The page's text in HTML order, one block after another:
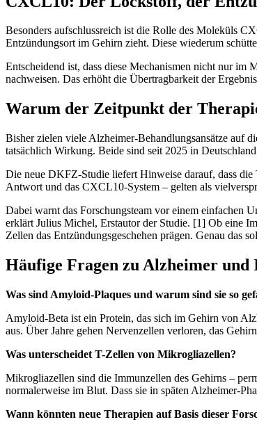
Besonders aufschlussreich ist die Rolle des Moleküls
Entzündungsort im Gehirn zieht. Diese wiederum
Entscheidend ist, dass diese Mechanismen nicht nur
nachweisen. Das erhöht die Übertragbarkeit der
Warum der Zeitpunkt der
Bisher zielen viele Alzheimer-Behandlungsansätze auf
tatsächlich Wirkung. Beide sind seit 2025 in
Die neue DKFZ-Studie liefert Hinweise darauf, dass
Antwort und das CXCL10-System – gelten als
Dabei warnt das Forschungsteam vor einem einfachen
erklärt Julius Michel, Erstautor der Studie. [1] Ob eine
Zellen das Entzündungsgeschehen prägen. Genau das
Häufige Fragen zu Alzheimer und
Was sind Amyloid-Plaques und warum sind sie so
Amyloid-Beta ist ein Protein, das sich im Gehirn von
aus. Über Jahre gehen Nervenzellen verloren, das
Was unterscheidet T-Zellen von Mikrogliazellen?
Mikrogliazellen sind die Immunzellen des Gehirns –
normalerweise im Blut. Dass sie in späten Alzheimer-
Wann könnten neue Therapien auf Basis dieser